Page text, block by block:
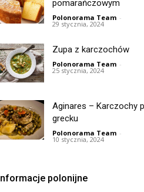
pomarańczowym
Polonorama Team -
29 stycznia, 2024
Zupa z karczochów
Polonorama Team -
25 stycznia, 2024
Aginares – Karczochy
grecku
Polonorama Team -
10 stycznia, 2024
Informacje polonijne